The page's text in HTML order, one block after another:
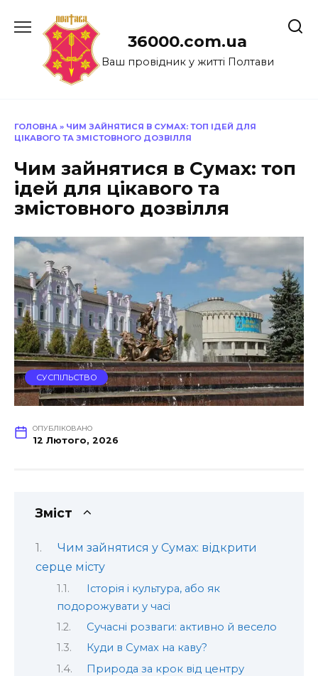
до
36000.com.ua
Ваш провідник у житті Полтави
ГОЛОВНА » ЧИМ ЗАЙНЯТИСЯ В СУМАХ: ТОП ІДЕЙ ДЛЯ
ЦІКАВОГО ТА ЗМІСТОВНОГО ДОЗВІЛЛЯ
Чим зайнятися в Сумах: топ
ідей для цікавого та
змістовного дозвілля
СУСПІЛЬСТВО
ОПУБЛІКОВАНО
12 Лютого, 2026
Зміст
Чим зайнятися у Сумах: відкрити
серце місту
Історія і культура, або як
подорожувати у часі
Сучасні розваги: активно й весело
Куди в Сумах на каву?
Природа за крок від центру